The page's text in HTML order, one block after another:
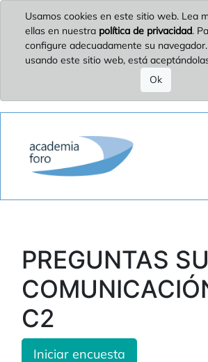
Usamos cookies en este sitio web. Lea
ellas en nuestra política de privacidad.
configure adecuadamente su
usando este sitio web, está
Ok
PREGUNTAS
C2
Iniciar encuesta